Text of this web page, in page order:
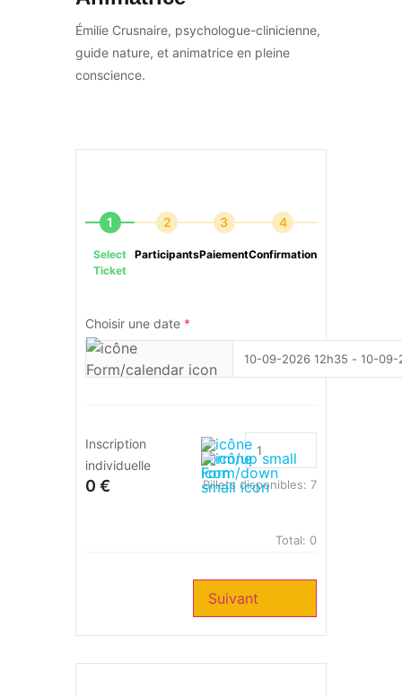
Émilie Crusnaire, psychologue-clinicienne,
guide nature, et animatrice en pleine
conscience.
1
Select
Ticket
2
Participants
3
Paiement
4
Confirmation
Choisir une date *
Inscription
individuelle
0 € Billets disponibles: 7
Total: 0
Suivant